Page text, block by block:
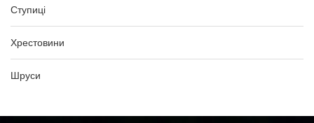
Ступиці
Хрестовини
Шруси